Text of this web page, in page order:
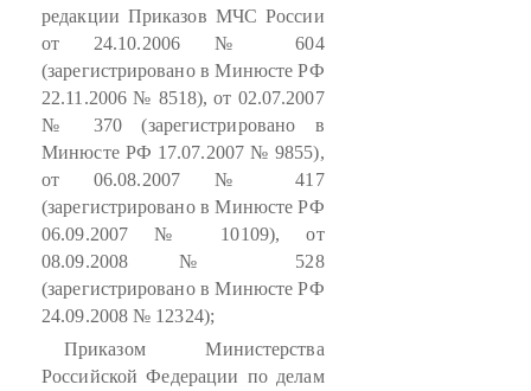
редакции Приказов МЧС России
от 24.10.2006 № 604
(зарегистрировано в Минюсте РФ
22.11.2006 № 8518), от 02.07.2007
№ 370 (зарегистрировано в
Минюсте РФ 17.07.2007 № 9855),
от 06.08.2007 № 417
(зарегистрировано в Минюсте РФ
06.09.2007 № 10109), от
08.09.2008 № 528
(зарегистрировано в Минюсте РФ
24.09.2008 № 12324);
Приказом Министерства
Российской Федерации по делам